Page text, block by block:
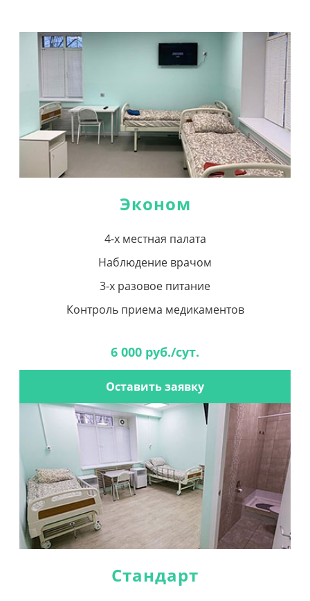
Эконом
4-х местная палата
Наблюдение врачом
3-х разовое питание
Контроль приема медикаментов
6 000 руб./сут.
Оставить заявку
Стандарт